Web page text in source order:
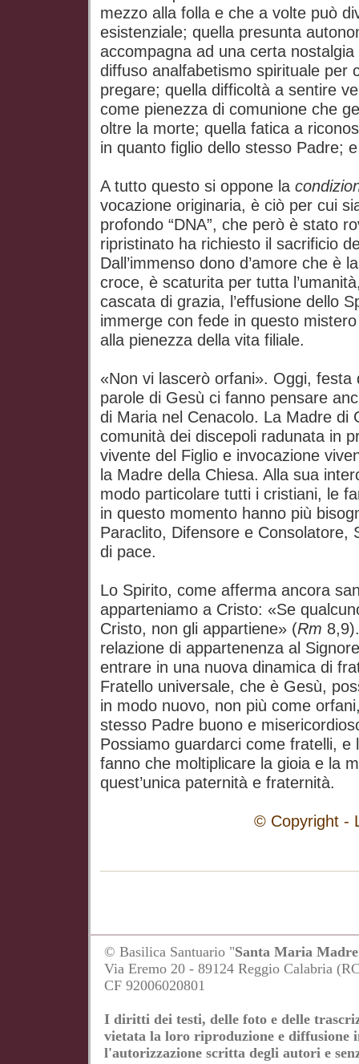
mezzo alla folla e che a volte può
esistenziale; quella presunta
accompagna ad una certa
diffuso analfabetismo spirituale per
pregare; quella difficoltà a sentire
come pienezza di comunione che
oltre la morte; quella fatica a
in quanto figlio dello stesso Padre;
A tutto questo si oppone la
vocazione originaria, è ciò per cui
profondo “DNA”, che però è stato
ripristinato ha richiesto il sacrificio
Dall’immenso dono d’amore che è
croce, è scaturita per tutta
cascata di grazia, l’effusione dello
immerge con fede in questo
alla pienezza della vita filiale.
«Non vi lascerò orfani». Oggi, festa
parole di Gesù ci fanno pensare
di Maria nel Cenacolo. La Madre di
comunità dei discepoli radunata in
vivente del Figlio e invocazione
la Madre della Chiesa. Alla sua
modo particolare tutti i cristiani, le
in questo momento hanno più
Paraclito, Difensore e Consolatore,
di pace.
Lo Spirito, come afferma ancora
apparteniamo a Cristo: «Se
Cristo, non gli appartiene» (Rm
relazione di appartenenza al
entrare in una nuova dinamica di
Fratello universale, che è Gesù,
in modo nuovo, non più come
stesso Padre buono e
Possiamo guardarci come fratelli, e
fanno che moltiplicare la gioia e la
quest’unica paternità e fraternità.
© Copyright - Libreria
© Basilica Santuario "Santa Maria
Via Eremo 20 - 89124 Reggio Calabria
CF 92006020801
I diritti dei testi, delle foto e delle
vietata la loro riproduzione e diffusione
l'autorizzazione scritta degli autori e